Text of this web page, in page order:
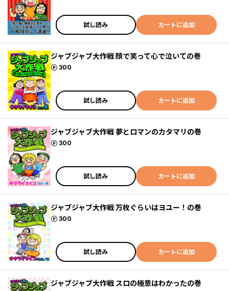
試し読み カートに追加
ジャブジャブ大作戦 顔で笑って心で泣いての巻
300
ポイント
試し読み カートに追加
ジャブジャブ大作戦 夢とロマンのカタマリの巻
300
ポイント
試し読み カートに追加
ジャブジャブ大作戦 万枚ぐらいはヨユー！の巻
300
ポイント
試し読み カートに追加
ジャブジャブ大作戦 スロの極意はわかったの巻